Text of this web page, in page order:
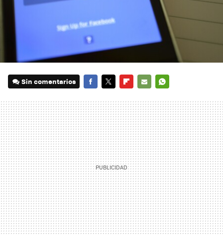
Sin comentarios
MAIL